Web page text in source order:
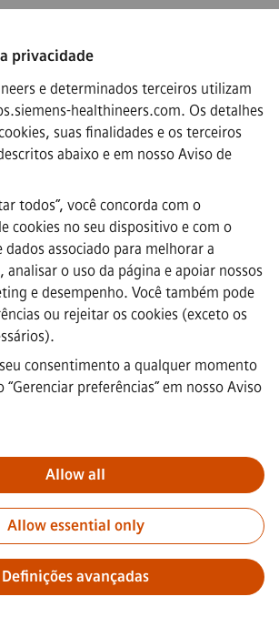
privacidade
e determinados terceiros utilizam
healthineers.com. Os detalhes
suas finalidades e os terceiros
abaixo e em nosso Aviso de
todos”, você concorda com o
cookies no seu dispositivo e com o
dados associado para melhorar a
analisar o uso da página e apoiar nossos
e desempenho. Você também pode
ou rejeitar os cookies (exceto os
consentimento a qualquer momento
preferências” em nosso Aviso
Allow all
Allow essential only
Definições avançadas
AG © 2026·
FAQs
·
Informação empresarial
·
Aviso de Cookies
·
Termos de uso
ID digital
·
os candidatos a emprego que desejem
informamos que a Siemens não solicita o
pedimos dados bancários ou informações
troca de uma promessa de emprego. Da
por um recrutador da Siemens, a menos
de que está a ser contactado por um dos
âmbito de um processo de candidatura